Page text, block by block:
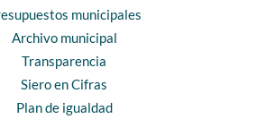
municipales
Archivo municipal
Transparencia
Siero en Cifras
Plan de igualdad